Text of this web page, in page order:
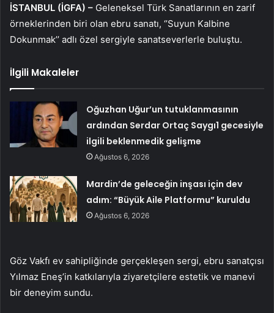
İSTANBUL (İGFA) – Geleneksel Türk Sanatlarının en zarif
örneklerinden biri olan ebru sanatı, ‘’Suyun Kalbine
Dokunmak’’ adlı özel sergiyle sanatseverlerle buluştu.
İlgili Makaleler
Oğuzhan Uğur’un tutuklanmasının
ardından Serdar Ortaç Saygı1 gecesiyle
ilgili beklenmedik gelişme
Ağustos 6, 2026
Mardin’de geleceğin inşası için dev
adım: “Büyük Aile Platformu” kuruldu
Ağustos 6, 2026
Göz Vakfı ev sahipliğinde gerçekleşen sergi, ebru sanatçısı
Yılmaz Eneş’in katkılarıyla ziyaretçilere estetik ve manevi
bir deneyim sundu.